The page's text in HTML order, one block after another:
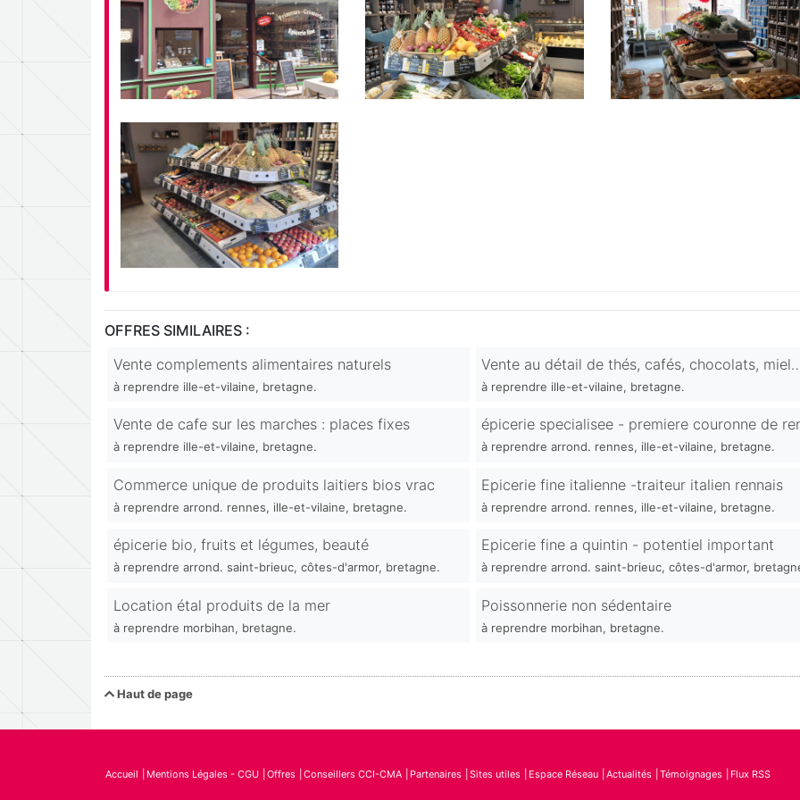
OFFRES SIMILAIRES :
Vente complements alimentaires naturels
à reprendre ille-et-vilaine, bretagne.
Vente au détail de thés, cafés, chocolats,
à reprendre ille-et-vilaine, bretagne.
Vente de cafe sur les marches : places fixes
à reprendre ille-et-vilaine, bretagne.
épicerie specialisee - premiere couronne de
à reprendre arrond. rennes, ille-et-vilaine, bretagne.
Commerce unique de produits laitiers bios vrac
à reprendre arrond. rennes, ille-et-vilaine, bretagne.
Epicerie fine italienne -traiteur italien rennais
à reprendre arrond. rennes, ille-et-vilaine, bretagne.
épicerie bio, fruits et légumes, beauté
à reprendre arrond. saint-brieuc, côtes-d'armor, bretagne.
Epicerie fine a quintin - potentiel important
à reprendre arrond. saint-brieuc, côtes-d'armor,
Location étal produits de la mer
à reprendre morbihan, bretagne.
Poissonnerie non sédentaire
à reprendre morbihan, bretagne.
Haut de page
Accueil Mentions Légales - CGU Offres Conseillers CCI-CMA Partenaires Sites utiles Espace Réseau Actualités Témoignages Flux RSS